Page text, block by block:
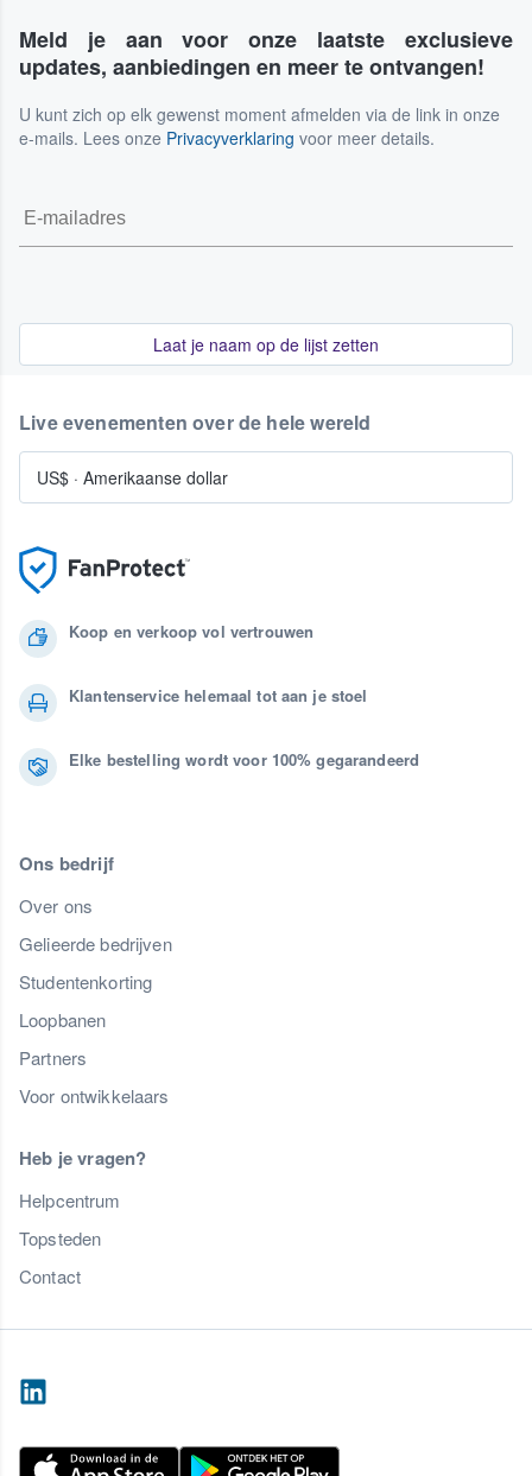
Meld je aan voor onze laatste exclusieve
updates, aanbiedingen en meer te ontvangen!
U kunt zich op elk gewenst moment afmelden via de link in onze
e-mails. Lees onze Privacyverklaring voor meer details.
Laat je naam op de lijst zetten
Koop en verkoop vol vertrouwen
Klantenservice helemaal tot aan je stoel
Elke bestelling wordt voor 100% gegarandeerd
Ons bedrijf
Over ons
Gelieerde bedrijven
Studentenkorting
Loopbanen
Partners
Voor ontwikkelaars
Heb je vragen?
Helpcentrum
Topsteden
Contact
Live evenementen over de hele wereld
US$ · Amerikaanse dollar